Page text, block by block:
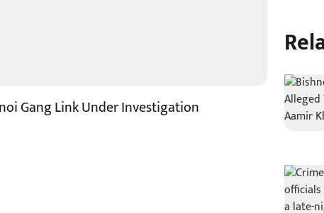
Gang Link Under Investigation